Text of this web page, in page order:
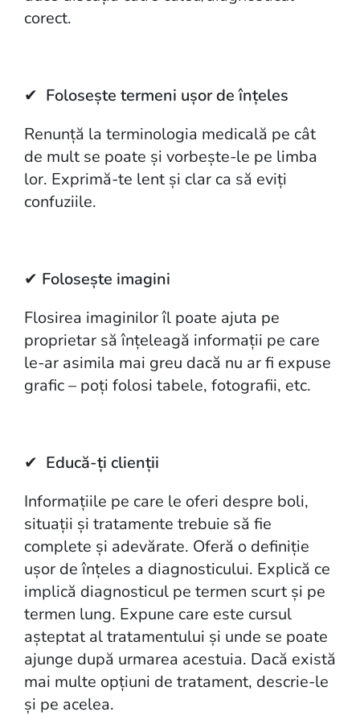
corect.
✔ Folosește termeni ușor de înțeles
Renunță la terminologia medicală pe cât
de mult se poate și vorbește-le pe limba
lor. Exprimă-te lent și clar ca să eviți
confuziile.
✔ Folosește imagini
Flosirea imaginilor îl poate ajuta pe
proprietar să înțeleagă informații pe care
le-ar asimila mai greu dacă nu ar fi expuse
grafic – poți folosi tabele, fotografii, etc.
✔ Educă-ți clienții
Informațiile pe care le oferi despre boli,
situații și tratamente trebuie să fie
complete și adevărate. Oferă o definiție
ușor de înțeles a diagnosticului. Explică ce
implică diagnosticul pe termen scurt și pe
termen lung. Expune care este cursul
așteptat al tratamentului și unde se poate
ajunge după urmarea acestuia. Dacă există
mai multe opțiuni de tratament, descrie-le
și pe acelea.